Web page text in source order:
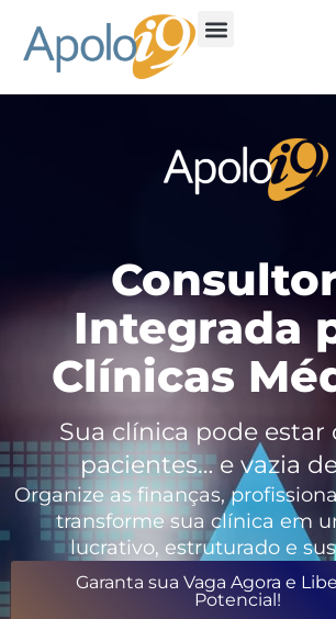
Integrada
Clínicas
Sua clínica pode estar
pacientes… e vazia
Organize as finanças,
transforme sua clínica em
lucrativo, estruturado e
Garanta sua Vaga Agora e
Potencial!